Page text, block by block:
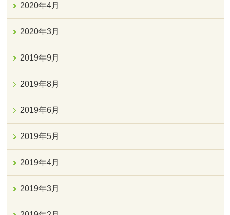
2020年4月
2020年3月
2019年9月
2019年8月
2019年6月
2019年5月
2019年4月
2019年3月